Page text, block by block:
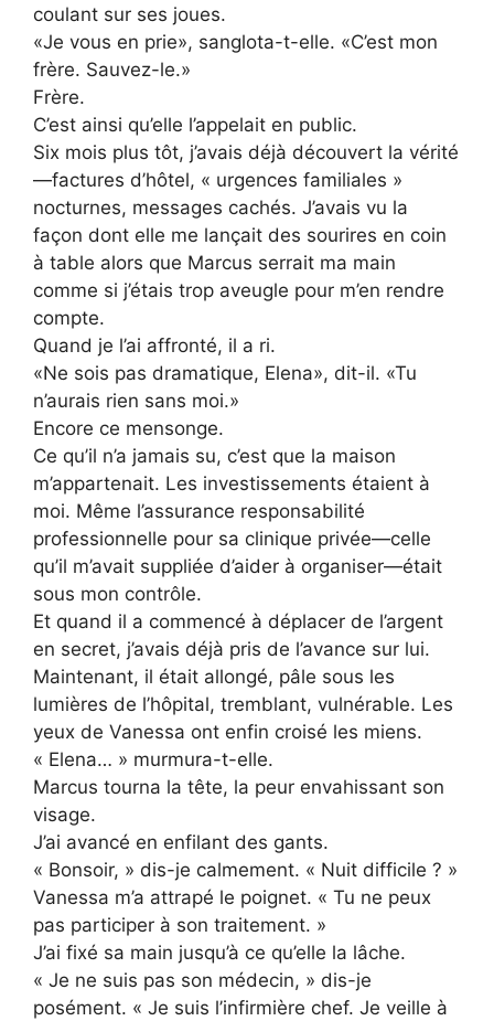
coulant sur ses joues.
«Je vous en prie», sanglota-t-elle. «C’est mon
frère. Sauvez-le.»
Frère.
C’est ainsi qu’elle l’appelait en public.
Six mois plus tôt, j’avais déjà découvert la vérité
—factures d’hôtel, « urgences familiales »
nocturnes, messages cachés. J’avais vu la
façon dont elle me lançait des sourires en coin
à table alors que Marcus serrait ma main
comme si j’étais trop aveugle pour m’en rendre
compte.
Quand je l’ai affronté, il a ri.
«Ne sois pas dramatique, Elena», dit-il. «Tu
n’aurais rien sans moi.»
Encore ce mensonge.
Ce qu’il n’a jamais su, c’est que la maison
m’appartenait. Les investissements étaient à
moi. Même l’assurance responsabilité
professionnelle pour sa clinique privée—celle
qu’il m’avait suppliée d’aider à organiser—était
sous mon contrôle.
Et quand il a commencé à déplacer de l’argent
en secret, j’avais déjà pris de l’avance sur lui.
Maintenant, il était allongé, pâle sous les
lumières de l’hôpital, tremblant, vulnérable. Les
yeux de Vanessa ont enfin croisé les miens.
« Elena… » murmura-t-elle.
Marcus tourna la tête, la peur envahissant son
visage.
J’ai avancé en enfilant des gants.
« Bonsoir, » dis-je calmement. « Nuit difficile ? »
Vanessa m’a attrapé le poignet. « Tu ne peux
pas participer à son traitement. »
J’ai fixé sa main jusqu’à ce qu’elle la lâche.
« Je ne suis pas son médecin, » dis-je
posément. « Je suis l’infirmière chef. Je veille à